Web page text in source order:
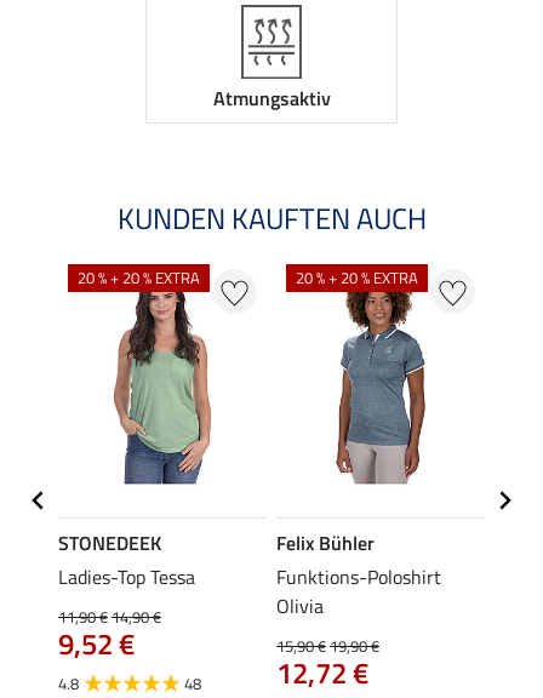
Atmungsaktiv
KUNDEN KAUFTEN AUCH
20 % + 20 % EXTRA
STONEDEEK
Ladies-Top Tessa
11,90 €14,90 €
9,52 €
4.8 48
20 % + 20 % EXTRA
Felix Bühler
Funktions-Poloshirt
Olivia
15,90 €19,90 €
12,72 €